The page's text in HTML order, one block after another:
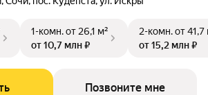
1-комн.от 26,1 м²
от 10,7 млн ₽
2-комн.от 41,7
от 15,2 млн ₽
Позвоните мне